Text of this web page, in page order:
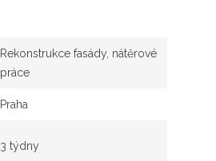
Rekonstrukce fasády, nátěrové
práce
Praha
3 týdny